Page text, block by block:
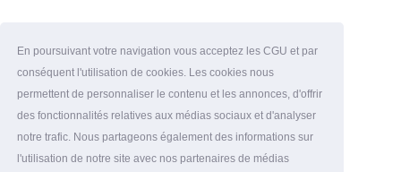
En poursuivant votre navigation vous acceptez les CGU et par
conséquent l'utilisation de cookies. Les cookies nous
permettent de personnaliser le contenu et les annonces, d'offrir
des fonctionnalités relatives aux médias sociaux et d'analyser
notre trafic. Nous partageons également des informations sur
l'utilisation de notre site avec nos partenaires de médias